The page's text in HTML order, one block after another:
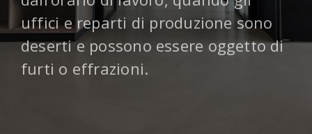
uffici e reparti di produzione sono
deserti e possono essere oggetto di
furti o effrazioni.